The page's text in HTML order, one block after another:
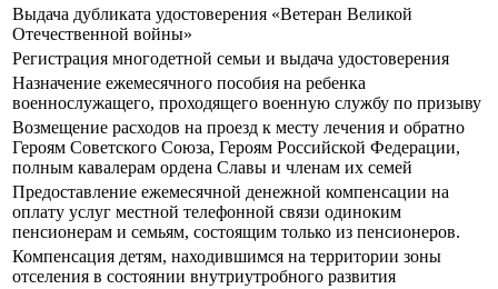
Выдача дубликата удостоверения «Ветеран Великой
Отечественной войны»
Регистрация многодетной семьи и выдача удостоверения
Назначение ежемесячного пособия на ребенка
военнослужащего, проходящего военную службу по призыву
Возмещение расходов на проезд к месту лечения и обратно
Героям Советского Союза, Героям Российской Федерации,
полным кавалерам ордена Славы и членам их семей
Предоставление ежемесячной денежной компенсации на
оплату услуг местной телефонной связи одиноким
пенсионерам и семьям, состоящим только из пенсионеров.
Компенсация детям, находившимся на территории зоны
отселения в состоянии внутриутробного развития